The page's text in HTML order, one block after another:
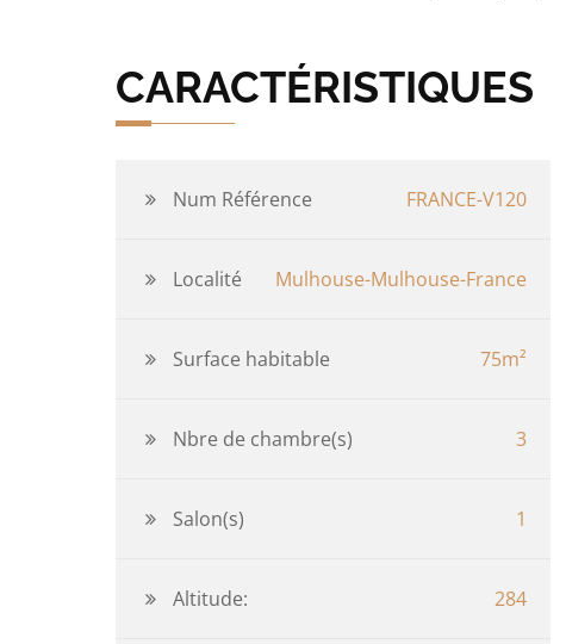
CARACTÉRISTIQUES
Num Référence FRANCE-V120
Localité Mulhouse-Mulhouse-France
Surface habitable 75m²
Nbre de chambre(s) 3
Salon(s) 1
Altitude: 284